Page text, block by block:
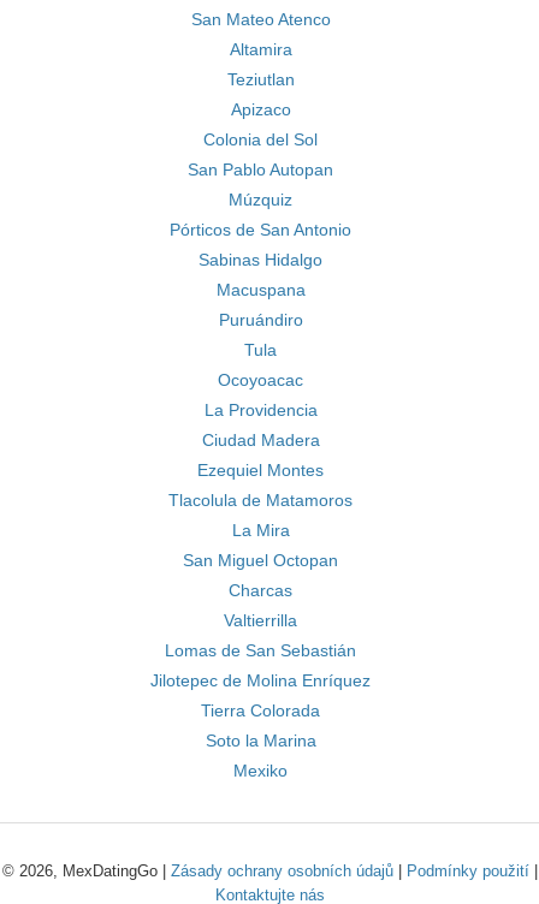
San Mateo Atenco
Altamira
Teziutlan
Apizaco
Colonia del Sol
San Pablo Autopan
Múzquiz
Pórticos de San Antonio
Sabinas Hidalgo
Macuspana
Puruándiro
Tula
Ocoyoacac
La Providencia
Ciudad Madera
Ezequiel Montes
Tlacolula de Matamoros
La Mira
San Miguel Octopan
Charcas
Valtierrilla
Lomas de San Sebastián
Jilotepec de Molina Enríquez
Tierra Colorada
Soto la Marina
Mexiko
© 2026, MexDatingGo | Zásady ochrany osobních údajů| Podmínky použití|
Kontaktujte nás